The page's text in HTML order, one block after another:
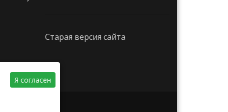
Старая версия сайта
Я согласен